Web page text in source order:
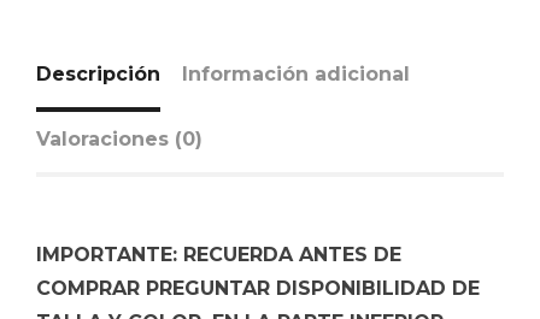
Descripción Información adicional
Valoraciones (0)
IMPORTANTE: RECUERDA ANTES DE
COMPRAR PREGUNTAR DISPONIBILIDAD DE